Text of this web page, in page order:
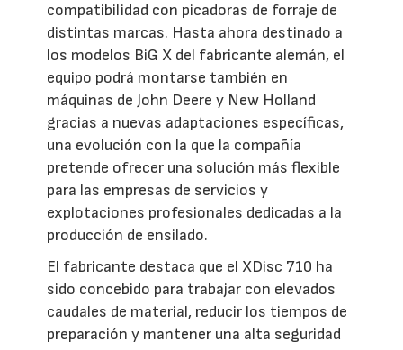
compatibilidad con picadoras de forraje de
distintas marcas. Hasta ahora destinado a
los modelos BiG X del fabricante alemán, el
equipo podrá montarse también en
máquinas de John Deere y New Holland
gracias a nuevas adaptaciones específicas,
una evolución con la que la compañía
pretende ofrecer una solución más flexible
para las empresas de servicios y
explotaciones profesionales dedicadas a la
producción de ensilado.
El fabricante destaca que el XDisc 710 ha
sido concebido para trabajar con elevados
caudales de material, reducir los tiempos de
preparación y mantener una alta seguridad